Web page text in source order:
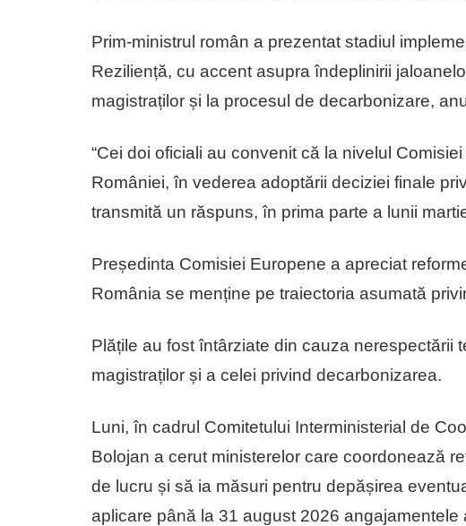
Prim-ministrul român a prezentat stadiul
Reziliență, cu accent asupra îndeplinirii
magistraților și la procesul de decarbonizare,
“Cei doi oficiali au convenit că la nivelul
României, în vederea adoptării deciziei finale
transmită un răspuns, în prima parte a lunii
Președinta Comisiei Europene a apreciat
România se menține pe traiectoria asumată
Plățile au fost întârziate din cauza nerespectării
magistraților și a celei privind decarbonizarea.
Luni, în cadrul Comitetului Interministerial de
Bolojan a cerut ministerelor care coordonează
de lucru și să ia măsuri pentru depășirea
aplicare până la 31 august 2026